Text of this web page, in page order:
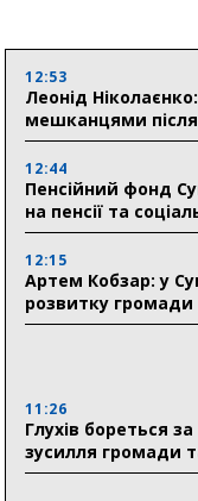
12:53
Леонід
мешканцями
12:44
Пенсійний фонд
на пенсії та
12:15
Артем Кобзар: у
розвитку громади
11:26
Глухів бореться
зусилля громади